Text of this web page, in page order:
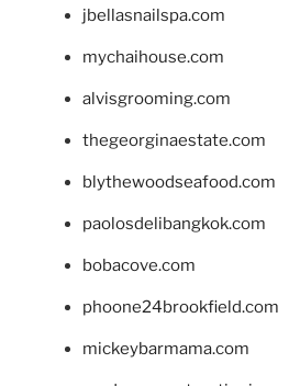
jbellasnailspa.com
mychaihouse.com
alvisgrooming.com
thegeorginaestate.com
blythewoodseafood.com
paolosdelibangkok.com
bobacove.com
phoone24brookfield.com
mickeybarmama.com